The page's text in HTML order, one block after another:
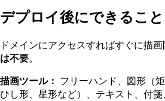
デプロイ後にできること
ドメインにアクセスすればすぐに描
は不要。
描画ツール： フリーハンド、図形（
ひし形、星形など）、テキスト、付箋